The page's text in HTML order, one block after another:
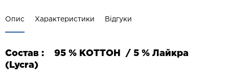
Опис Характеристики Відгуки
Состав :
95 % КОТТОН / 5 % Лайкра
( Lycra)